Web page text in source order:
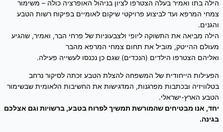
הילה בתו ואמיר בעלה הצטרפו לציון בניהול האופרציה כולה – משימור
צמחי המרפא ועד לביצוע פרויקטי שיקום לאומיים בפיקוח רשות הטבע
והגנים.
הילה מביאה את התשוקה ליופי ולצבעוניות של פרחי הבר, ואמיר, שהגיע
מעולם ההייטק, מוביל את תחום צמחי המרפא מהבר
ואליהם הצטרפו הילדים (הנכדים) שגם כן נכנסו לעשייה פעילה.
הפעילות הייחודית של המשפחה להצלת הטבע זכתה לסיקור נרחב
בטלוויזיה ובכתבות מפרגנות, המדגישות את החשיבות הלאומית שבשימור
הטבע הארץ-ישראלי.
יחד, אנו מבטיחים שהמורשת תמשיך לפרוח בטבע, ברשויות וגם אצלכם
בגינה.